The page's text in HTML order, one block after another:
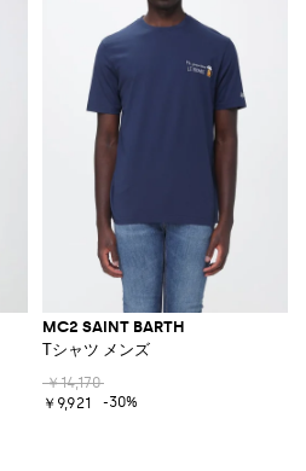
MC2 SAINT BARTH
Tシャツ メンズ
￥14,170
￥9,921
-30%